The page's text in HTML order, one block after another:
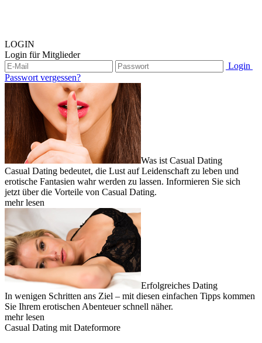
LOGIN
Login für Mitglieder
Login
Passwort vergessen?
Was ist Casual Dating
Casual Dating bedeutet, die Lust auf Leidenschaft zu leben und
erotische Fantasien wahr werden zu lassen. Informieren Sie sich
jetzt über die Vorteile von Casual Dating.
mehr lesen
Erfolgreiches Dating
In wenigen Schritten ans Ziel – mit diesen einfachen Tipps kommen
Sie Ihrem erotischen Abenteuer schnell näher.
mehr lesen
Casual Dating mit Dateformore